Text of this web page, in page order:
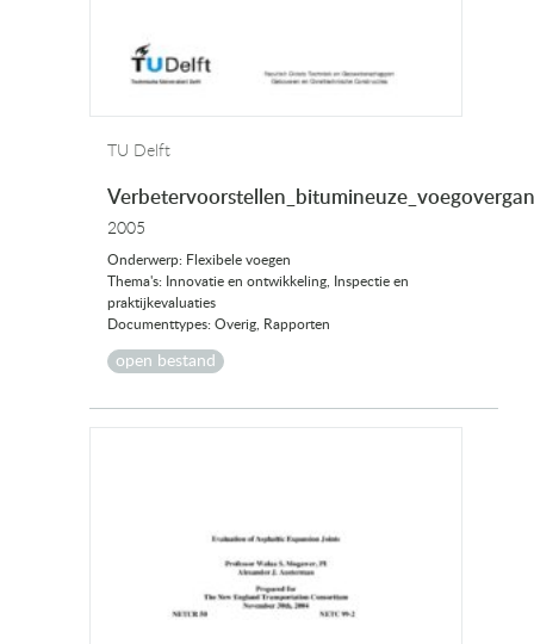
TU Delft
2005
Onderwerp: Flexibele voegen
Thema's: Innovatie en ontwikkeling, Inspectie en
praktijkevaluaties
Documenttypes: Overig, Rapporten
open bestand